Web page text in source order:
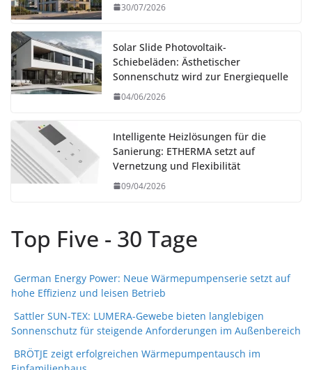
30/07/2026
Solar Slide Photovoltaik-
Schiebeläden: Ästhetischer
Sonnenschutz wird zur Energiequelle
04/06/2026
Intelligente Heizlösungen für die
Sanierung: ETHERMA setzt auf
Vernetzung und Flexibilität
09/04/2026
Top Five - 30 Tage
German Energy Power: Neue Wärmepumpenserie setzt auf
hohe Effizienz und leisen Betrieb
Sattler SUN-TEX: LUMERA-Gewebe bieten langlebigen
Sonnenschutz für steigende Anforderungen im Außenbereich
BRÖTJE zeigt erfolgreichen Wärmepumpentausch im